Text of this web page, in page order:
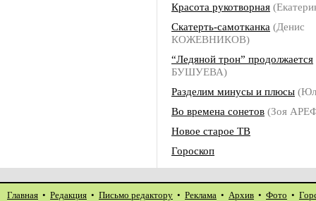
Красота рукотворная
Скатерть-самотканка (Денис
КОЖЕВНИКОВ)
“Ледяной трон” продолжается
БУШУЕВА)
Разделим минусы и плюсы
Во времена сонетов (Зоя
Новое старое ТВ
Гороскоп
Главная • Редакция • Письмо редактору • Реклама • Архив • Фото •